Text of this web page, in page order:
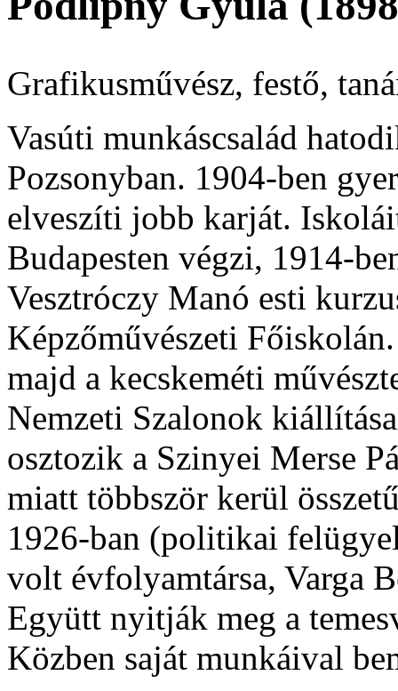
Grafikusművész, festő,
Vasúti munkáscsalád
Pozsonyban. 1904-ben
elveszíti jobb karját.
Budapesten végzi, 1914-
Vesztróczy Manó esti
Képzőművészeti
majd a kecskeméti
Nemzeti Szalonok
osztozik a Szinyei Merse
miatt többször kerül
1926-ban (politikai
volt évfolyamtársa, Varga
Együtt nyitják meg a
Közben saját munkáival